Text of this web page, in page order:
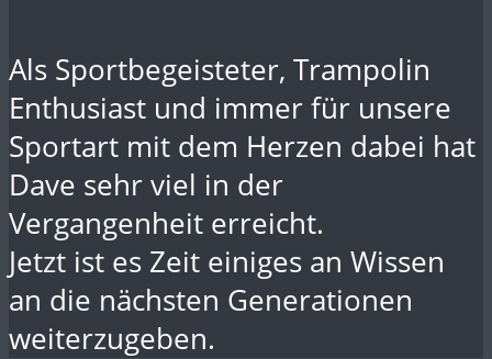
Als Sportbegeisteter, Trampolin
Enthusiast und immer für unsere
Sportart mit dem Herzen dabei hat
Dave sehr viel in der
Vergangenheit erreicht.
Jetzt ist es Zeit einiges an Wissen
an die nächsten Generationen
weiterzugeben.